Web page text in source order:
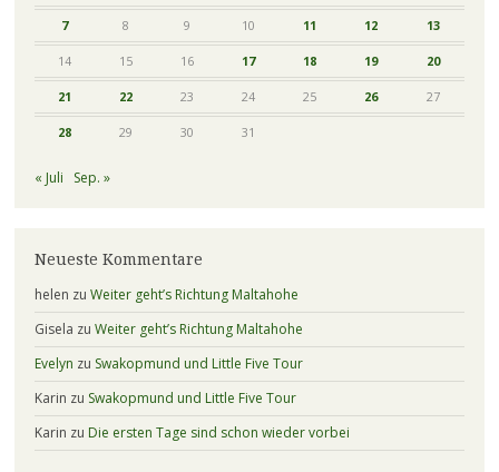
7 8 9 10 11 12 13
14 15 16 17 18 19 20
21 22 23 24 25 26 27
28 29 30 31
« Juli Sep. »
Neueste Kommentare
helen zu Weiter geht’s Richtung Maltahohe
Gisela zu Weiter geht’s Richtung Maltahohe
Evelyn zu Swakopmund und Little Five Tour
Karin zu Swakopmund und Little Five Tour
Karin zu Die ersten Tage sind schon wieder vorbei